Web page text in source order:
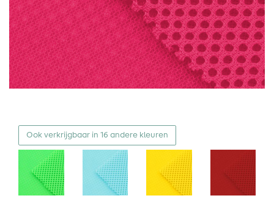
Ook verkrijgbaar in 16 andere kleuren